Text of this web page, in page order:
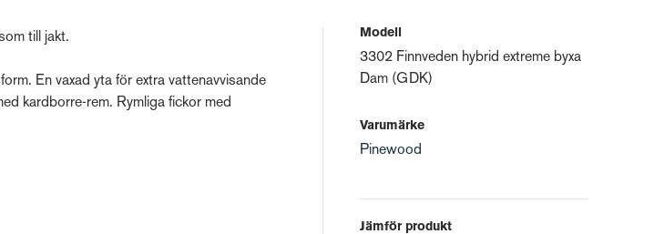
till jakt.
En vaxad yta för extra vattenavvisande
kardborre-rem. Rymliga fickor med
Modell
3302 Finnveden hybrid extreme byxa
Dam (GDK)
Varumärke
Pinewood
Jämför produkt